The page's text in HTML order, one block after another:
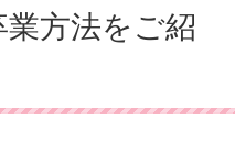
方法をご紹